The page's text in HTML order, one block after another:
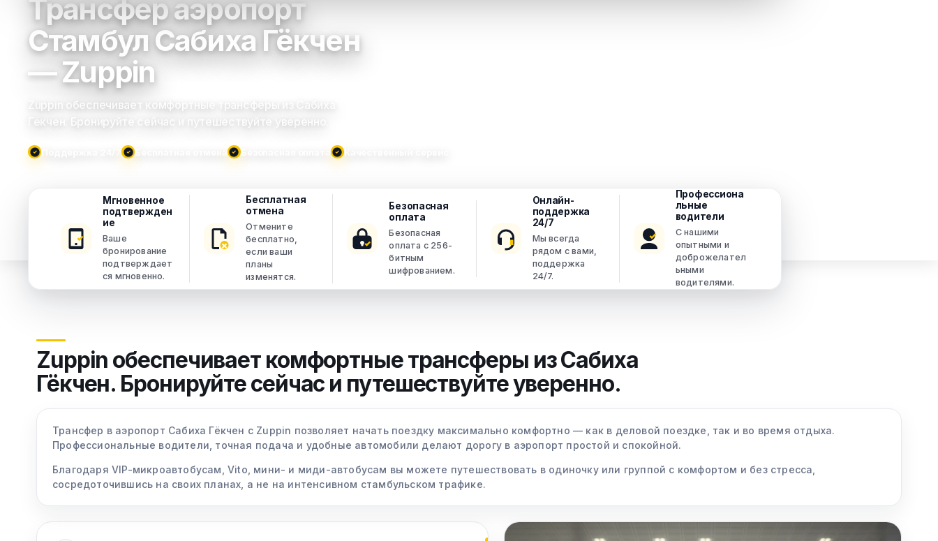
Трансфер аэропорт
Стамбул Сабиха Гёкчен
— Zuppin
Zuppin обеспечивает комфортные трансферы из Сабиха
Гёкчен. Бронируйте сейчас и путешествуйте уверенно.
Поддержка 24/7 Безопасная оплата Качественный сервис
Мгновенное
подтвержден
ие
Ваше
бронирование
подтверждает
ся мгновенно.
Бесплатная
отмена
Отмените
бесплатно,
если ваши
планы
изменятся.
Безопасная
оплата
Безопасная
оплата с 256-
битным
шифрованием.
Онлайн-
поддержка
24/7
Мы всегда
рядом с вами,
поддержка
24/7.
Профессиона
льные
водители
С нашими
опытными и
доброжелател
ьными
водителями.
Zuppin обеспечивает комфортные трансферы из Сабиха
Гёкчен. Бронируйте сейчас и путешествуйте уверенно.
Трансфер в аэропорт Сабиха Гёкчен с Zuppin позволяет начать поездку максимально комфортно — как в деловой поездке, так и во время отдыха.
Профессиональные водители, точная подача и удобные автомобили делают дорогу в аэропорт простой и спокойной.
Благодаря VIP-микроавтобусам, Vito, мини- и миди-автобусам вы можете путешествовать в одиночку или группой с комфортом и без стресса,
сосредоточившись на своих планах, а не на интенсивном стамбульском трафике.